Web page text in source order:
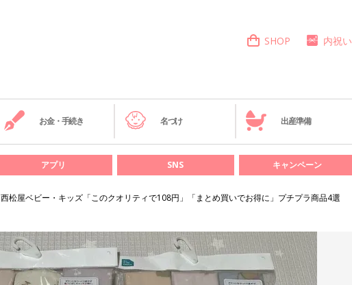
SHOP 内祝い
お金・手続き 名づけ 出産準備
アプリ SNS キャンペーン
西松屋ベビー・キッズ「このクオリティで108円」「まとめ買いでお得に」プチプラ商品4選